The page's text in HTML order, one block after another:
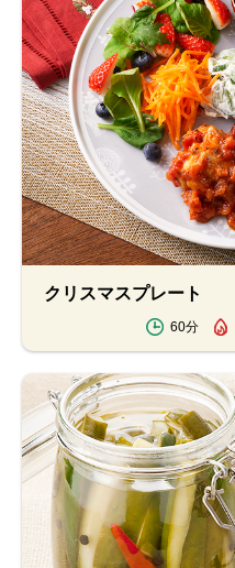
クリスマスプレート
60分